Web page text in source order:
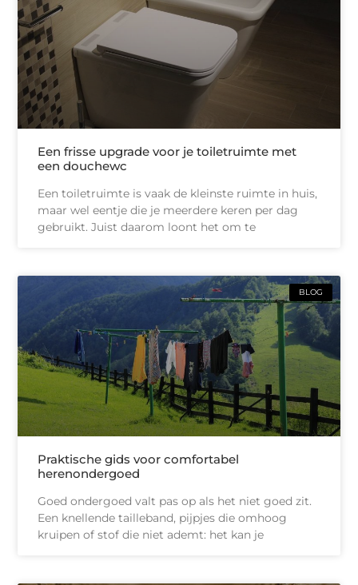
Een frisse upgrade voor je toiletruimte met
een douchewc
Een toiletruimte is vaak de kleinste ruimte in huis,
maar wel eentje die je meerdere keren per dag
gebruikt. Juist daarom loont het om te
BLOG
Praktische gids voor comfortabel
herenondergoed
Goed ondergoed valt pas op als het niet goed zit.
Een knellende tailleband, pijpjes die omhoog
kruipen of stof die niet ademt: het kan je